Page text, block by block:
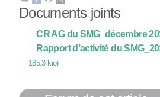
Documents joints
CR AG du SMG_décembre
Rapport d’activité du
185.3 kio)